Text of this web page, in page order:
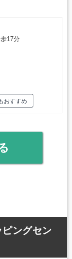
17分
おすすめ
ングセン